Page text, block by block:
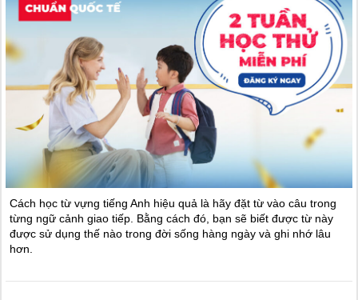
Cách học từ vựng tiếng Anh hiệu quả là hãy đặt từ vào câu trong
từng ngữ cảnh giao tiếp. Bằng cách đó, bạn sẽ biết được từ này
được sử dụng thế nào trong đời sống hàng ngày và ghi nhớ lâu
hơn.